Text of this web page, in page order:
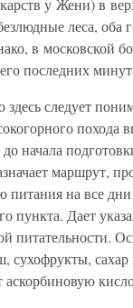
у Жени) в
леса,
в московской
последних
следует
похода
начала
маршрут,
питания на все
пункта. Дает
питательности.
сухофрукты,